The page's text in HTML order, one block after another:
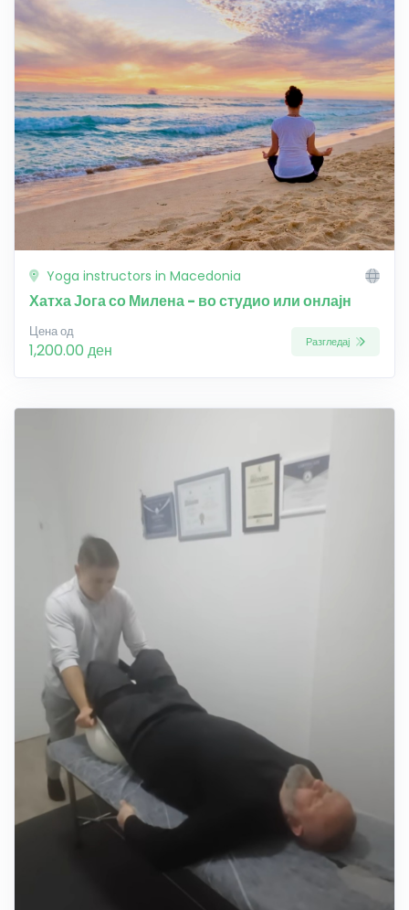
Yoga instructors in Macedonia
Хатха Јога со Милена - во студио или онлајн
Цена од
1,200.00 ден Разгледај